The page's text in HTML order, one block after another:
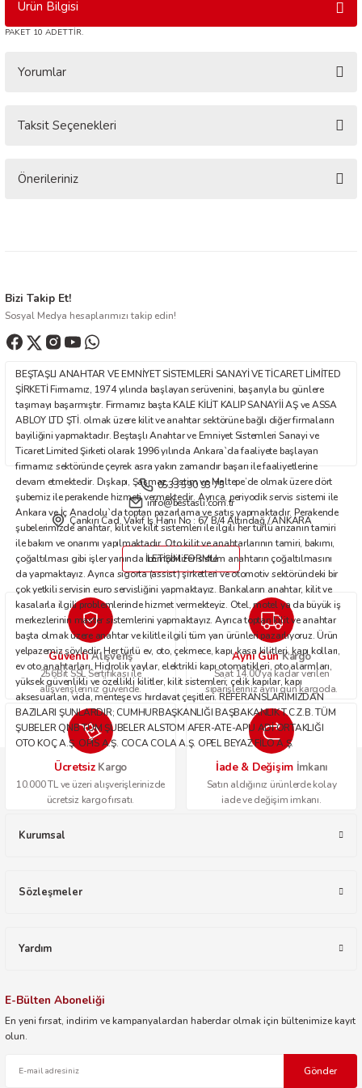
Ürün Bilgisi
PAKET 10 ADETTİR.
Yorumlar
Bu ürüne ilk yorumu siz yapın!
Taksit Seçenekleri
Önerileriniz
Ürün resmi kalitesiz, bozuk veya görüntülenemiyor.
Ürün açıklamasında eksik bilgiler bulunuyor.
Ürün bilgilerinde hatalar bulunuyor.
Bu ürüne benzer farklı alternatifler olmalı.
Gönder
Bizi Takip Et!
Sosyal Medya hesaplarımızı takip edin!
BEŞTAŞLI ANAHTAR VE EMNİYET SİSTEMLERİ SANAYİ VE TİCARET LİMİTED
ŞİRKETİ Firmamız, 1974 yılında başlayan serüvenini, başarıyla bu günlere
taşımayı başarmıştır. Firmamız başta KALE KİLİT KALIP SANAYİİ AŞ ve ASSA
ABLOY LTD ŞTİ. olmak üzere kilit ve anahtar sektörüne bağlı diğer firmaların
bayiliğini yapmaktadır. Beştaşlı Anahtar ve Emniyet Sistemleri Sanayi ve
Ticaret Limited Şirketi olarak 1996 yılında Ankara`da faaliyete başlayan
firmamız sektöründe çeyrek asra yakın zamandır başarı ile faaliyetlerine
devam etmektedir. Dışkapı, Şaşmaz, Ostim ve Maltepe’de olmak üzere dört
şubemiz ile perakende hizmeti vermektedir. Ayrıca, periyodik servis sistemi ile
Ankara ve İç Anadolu`da toptan pazarlama ve satış yapmaktadır. Perakende
şubelerimizde anahtar, kilit ve kilit sistemleri ile ilgili her türlü arızanın tamiri
ile bakım ve onarımı yapılmaktadır. Oto kilit ve anahtarlarının tamiri, bakımı,
çoğaltılması gibi işler yanında immobilizer sistem anahtarın çoğaltılmasını
da yapmaktayız. Ayrıca sigorta (assist) şirketleri ve otomotiv sektöründeki bir
çok yetkili servisin euro servisliğini yapmaktayız. Bankaların anahtar, kilit ve
kasalarla ilgili problemlerinde hizmet vermekteyiz. Otel, motel ya da büyük iş
merkezlerinin master sistemlerini yapmaktayız. Ayrıca toptan kilit ve anahtar
başta olmak üzere anahtar ve kilitle ilgili tüm yan ürünleri pazarlıyoruz. Ürün
yelpazemiz şöyledir: Her türlü ev, oto, çekmece, kapı, kasa kilitleri, kapı kolları,
ev oto anahtarları. Hidrolik yaylar, elektrikli kapı otomatikleri, oto alarmları,
yüksek güvenlikli ve özellikli kilitler, kilit sistemleri; çelik kapılar, kapı
aksesuarları, vida, menteşe vs hırdavat çeşitleri. REFERANSLARIMIZDAN
BAZILARI ŞUNLARDIR; CUMHURBAŞKANLIĞI BAŞBAKANLIK T.C.Z.B. TÜM
ŞUBELER QNB TÜM ŞUBELER ALSTOM AFER-ATE-APU ADİ ORTAKLIĞI
OTO KOÇ A.Ş. OPİS A.Ş. COCA COLA A.Ş. OPEL BEYAZ FİLO A.Ş.
0533 590 93 75
info@bestasli.com.tr
Çankırı Cad. Vakıf İş Hanı No : 67 B/4 Altındağ / ANKARA
İLETİŞİM FORMU
GüvenliAlışveriş
256Bit SSL Sertifikası ile
alışverişleriniz güvende.
Aynı GünKargo
Saat 14.00'ya kadar verilen
siparişleriniz aynı gün kargoda.
Ücretsiz Kargo
10.000 TL ve üzeri alışverişlerinizde
ücretsiz kargo fırsatı.
İade & Değişim İmkanı
Satın aldığınız ürünlerde kolay
iade ve değişim imkanı.
Kurumsal
Sözleşmeler
Yardım
E-Bülten Aboneliği
En yeni fırsat, indirim ve kampanyalardan haberdar olmak için bültenimize kayıt
olun.
Gönder